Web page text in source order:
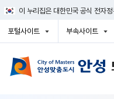
건
너
이 누리집은 대한민국 공식 전자
포털사이트
부속사이트